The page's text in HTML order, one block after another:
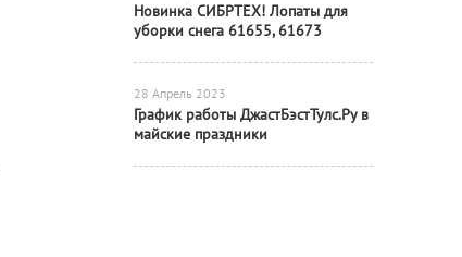
Новинка СИБРТЕХ! Лопаты для
уборки снега 61655, 61673
28 Апрель 2023
График работы ДжастБэстТулс.Ру в
майские праздники